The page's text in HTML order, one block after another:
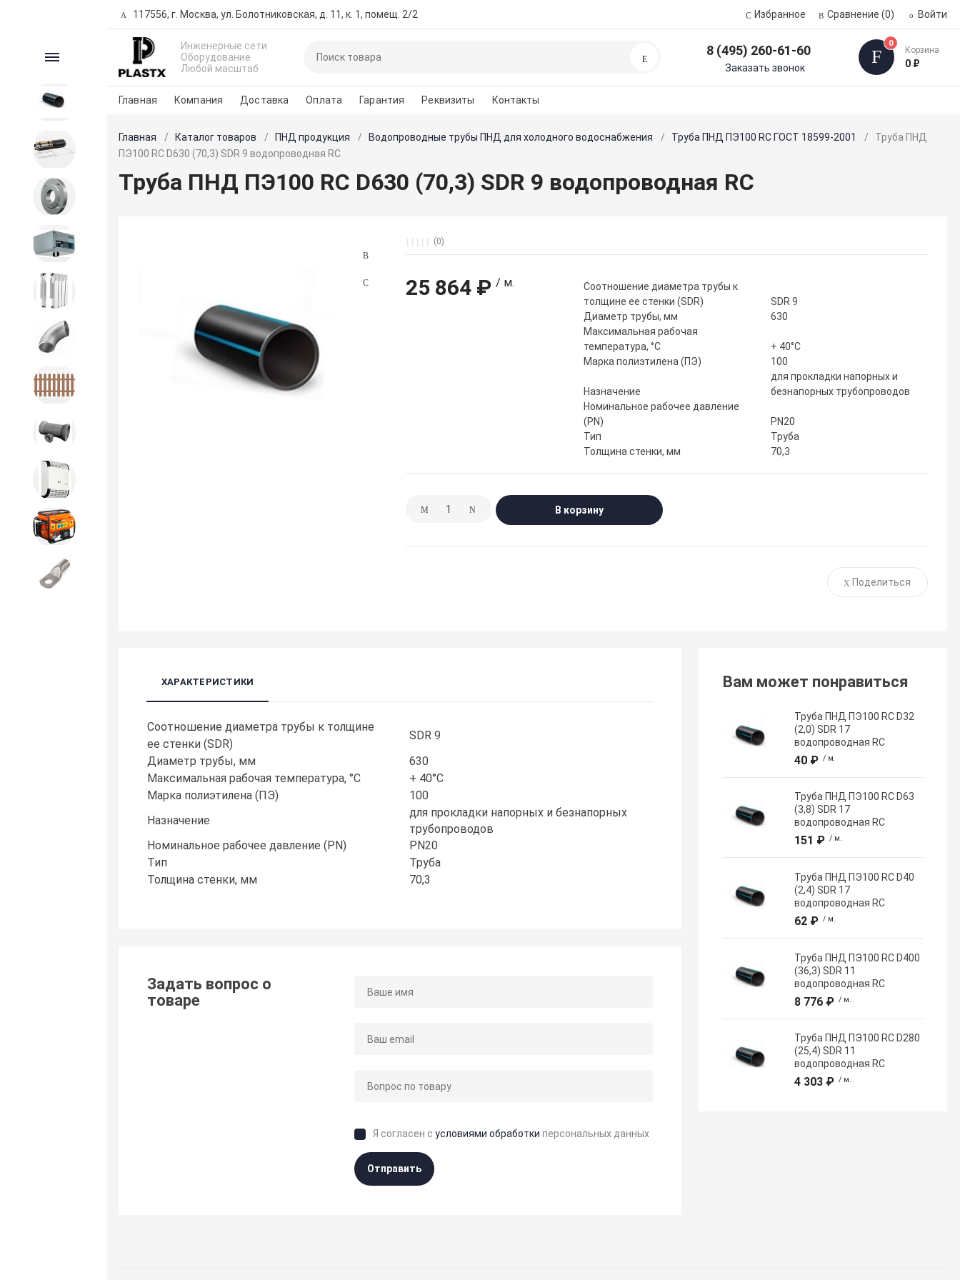
117556, г. Москва, ул. Болотниковская, д. 11, к. 1, помещ. 2/2 Избранное Сравнение (0) Войти
Инженерные сети
Оборудование
Любой масштаб
Поиск 8 (495) 260-61-60
Заказать звонок
0
Корзина
0 ₽
Главная Компания Доставка Оплата Гарантия Реквизиты Контакты
Каталог
ПНД продукция
Трубы предизолированные
Запорная и регулирующая
Детали трубопроводов и
Главная Каталог товаров ПНД продукция Водопроводные трубы ПНД для холодного водоснабжения Труба ПНД ПЭ100 RC ГОСТ 18599-2001
Труба ПНД
ПЭ100 RC D630 (70,3) SDR 9 водопроводная RC
Труба ПНД ПЭ100 RC D630 (70,3) SDR 9 водопроводная RC
(0)
25 864 ₽ / м.
Cоотношение диаметра трубы к
толщине ее стенки (SDR)
SDR 9
Диаметр трубы, мм
630
Максимальная рабочая
температура, °С
+ 40°С
Марка полиэтилена (ПЭ)
100
Назначение
для прокладки напорных и
безнапорных трубопроводов
Номинальное рабочее давление
(PN)
PN20
Тип
Труба
Толщина стенки, мм
70,3
В корзину
Поделиться
ХАРАКТЕРИСТИКИ
Cоотношение диаметра трубы к толщине
ее стенки (SDR)
SDR 9
Диаметр трубы, мм
630
Максимальная рабочая температура, °С
+ 40°С
Марка полиэтилена (ПЭ)
100
Назначение
для прокладки напорных и безнапорных
трубопроводов
Номинальное рабочее давление (PN)
PN20
Тип
Труба
Толщина стенки, мм
70,3
Задать вопрос о
товаре
Я согласен с условиями обработки персональных данных
Отправить
Вам может понравиться
Труба ПНД ПЭ100 RC D32
(2,0) SDR 17
водопроводная RC
40 ₽ / м.
Труба ПНД ПЭ100 RC D63
(3,8) SDR 17
водопроводная RC
151 ₽ / м.
Труба ПНД ПЭ100 RC D40
(2,4) SDR 17
водопроводная RC
62 ₽ / м.
Труба ПНД ПЭ100 RC D400
(36,3) SDR 11
водопроводная RC
8 776 ₽ / м.
Труба ПНД ПЭ100 RC D280
(25,4) SDR 11
водопроводная RC
4 303 ₽ / м.